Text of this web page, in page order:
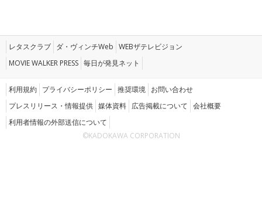
レタスクラブ ダ・ヴィンチWeb WEBザテレビジョン
MOVIE WALKER PRESS 毎日が発見ネット
利用規約 プライバシーポリシー 推奨環境 お問い合わせ
プレスリリース・情報提供 媒体資料 広告掲載について 会社概要
利用者情報の外部送信について
©KADOKAWA CORPORATION